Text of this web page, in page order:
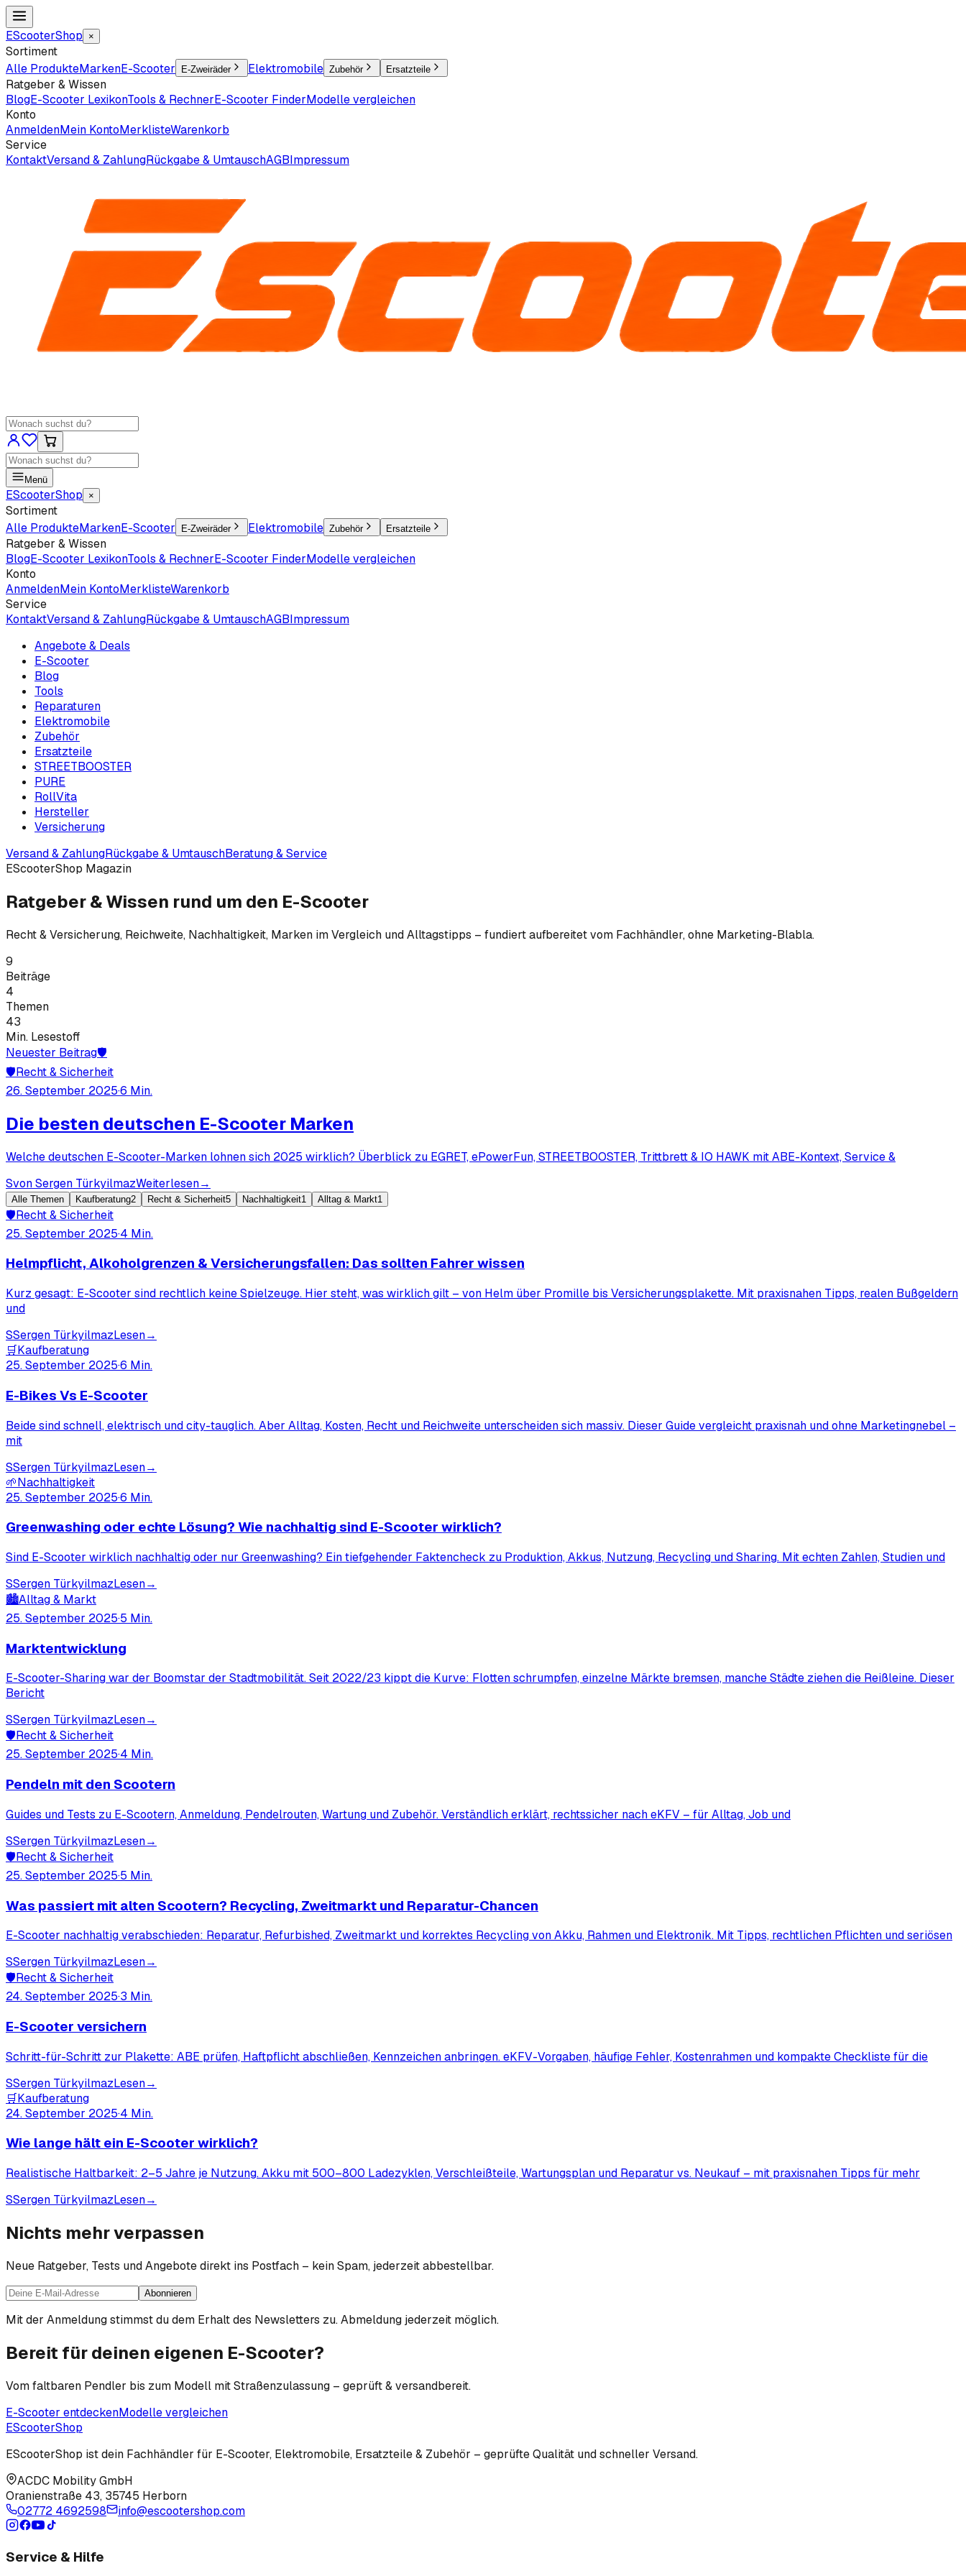
EScooterShop ×
Sortiment
Alle ProdukteMarkenE-Scooter E-Zweiräder Elektromobile Zubehör Ersatzteile
Ratgeber & Wissen
BlogE-Scooter LexikonTools & RechnerE-Scooter FinderModelle vergleichen
Konto
AnmeldenMein KontoMerklisteWarenkorb
Service
KontaktVersand & ZahlungRückgabe & UmtauschAGBImpressum
Menü
EScooterShop ×
Sortiment
Alle ProdukteMarkenE-Scooter E-Zweiräder Elektromobile Zubehör Ersatzteile
Ratgeber & Wissen
BlogE-Scooter LexikonTools & RechnerE-Scooter FinderModelle vergleichen
Konto
AnmeldenMein KontoMerklisteWarenkorb
Service
KontaktVersand & ZahlungRückgabe & UmtauschAGBImpressum
Angebote & Deals
E-Scooter
Blog
Tools
Reparaturen
Elektromobile
Zubehör
Ersatzteile
STREETBOOSTER
PURE
RollVita
Hersteller
Versicherung
Versand & ZahlungRückgabe & UmtauschBeratung & Service
EScooterShop Magazin
Ratgeber & Wissen rund um den E-Scooter
Recht & Versicherung, Reichweite, Nachhaltigkeit, Marken im Vergleich und Alltagstipps – fundiert aufbereitet vom Fachhändler, ohne Marketing-Blabla.
9
Beiträge
4
Themen
43
Min. Lesestoff
Neuester Beitrag🛡️
🛡️Recht & Sicherheit
26. September 2025·6 Min.
Die besten deutschen E-Scooter Marken
Welche deutschen E-Scooter-Marken lohnen sich 2025 wirklich? Überblick zu EGRET, ePowerFun, STREETBOOSTER, Trittbrett & IO HAWK mit ABE-Kontext, Service &
SvonSergen TürkyilmazWeiterlesen→
Alle Themen Kaufberatung2 Recht & Sicherheit5 Nachhaltigkeit1 Alltag & Markt1
🛡️Recht & Sicherheit
25. September 2025·4 Min.
Helmpflicht, Alkoholgrenzen & Versicherungsfallen: Das sollten Fahrer wissen
Kurz gesagt: E-Scooter sind rechtlich keine Spielzeuge. Hier steht, was wirklich gilt – von Helm über Promille bis Versicherungsplakette. Mit praxisnahen Tipps, realen Bußgeldern
und
SSergen TürkyilmazLesen→
🛒Kaufberatung
25. September 2025·6 Min.
E-Bikes Vs E-Scooter
Beide sind schnell, elektrisch und city-tauglich. Aber Alltag, Kosten, Recht und Reichweite unterscheiden sich massiv. Dieser Guide vergleicht praxisnah und ohne Marketingnebel –
mit
SSergen TürkyilmazLesen→
🌱Nachhaltigkeit
25. September 2025·6 Min.
Greenwashing oder echte Lösung? Wie nachhaltig sind E-Scooter wirklich?
Sind E-Scooter wirklich nachhaltig oder nur Greenwashing? Ein tiefgehender Faktencheck zu Produktion, Akkus, Nutzung, Recycling und Sharing. Mit echten Zahlen, Studien und
SSergen TürkyilmazLesen→
🏙️Alltag & Markt
25. September 2025·5 Min.
Marktentwicklung
E-Scooter-Sharing war der Boomstar der Stadtmobilität. Seit 2022/23 kippt die Kurve: Flotten schrumpfen, einzelne Märkte bremsen, manche Städte ziehen die Reißleine. Dieser
Bericht
SSergen TürkyilmazLesen→
🛡️Recht & Sicherheit
25. September 2025·4 Min.
Pendeln mit den Scootern
Guides und Tests zu E-Scootern, Anmeldung, Pendelrouten, Wartung und Zubehör. Verständlich erklärt, rechtssicher nach eKFV – für Alltag, Job und
SSergen TürkyilmazLesen→
🛡️Recht & Sicherheit
25. September 2025·5 Min.
Was passiert mit alten Scootern? Recycling, Zweitmarkt und Reparatur-Chancen
E-Scooter nachhaltig verabschieden: Reparatur, Refurbished, Zweitmarkt und korrektes Recycling von Akku, Rahmen und Elektronik. Mit Tipps, rechtlichen Pflichten und seriösen
SSergen TürkyilmazLesen→
🛡️Recht & Sicherheit
24. September 2025·3 Min.
E-Scooter versichern
Schritt-für-Schritt zur Plakette: ABE prüfen, Haftpflicht abschließen, Kennzeichen anbringen. eKFV-Vorgaben, häufige Fehler, Kostenrahmen und kompakte Checkliste für die
SSergen TürkyilmazLesen→
🛒Kaufberatung
24. September 2025·4 Min.
Wie lange hält ein E-Scooter wirklich?
Realistische Haltbarkeit: 2–5 Jahre je Nutzung. Akku mit 500–800 Ladezyklen, Verschleißteile, Wartungsplan und Reparatur vs. Neukauf – mit praxisnahen Tipps für mehr
SSergen TürkyilmazLesen→
Nichts mehr verpassen
Neue Ratgeber, Tests und Angebote direkt ins Postfach – kein Spam, jederzeit abbestellbar.
Abonnieren
Mit der Anmeldung stimmst du dem Erhalt des Newsletters zu. Abmeldung jederzeit möglich.
Bereit für deinen eigenen E-Scooter?
Vom faltbaren Pendler bis zum Modell mit Straßenzulassung – geprüft & versandbereit.
E-Scooter entdeckenModelle vergleichen
EScooterShop
EScooterShop ist dein Fachhändler für E-Scooter, Elektromobile, Ersatzteile & Zubehör – geprüfte Qualität und schneller Versand.
ACDC Mobility GmbH
Oranienstraße 43, 35745 Herborn
02772 4692598
info@escootershop.com
Service & Hilfe